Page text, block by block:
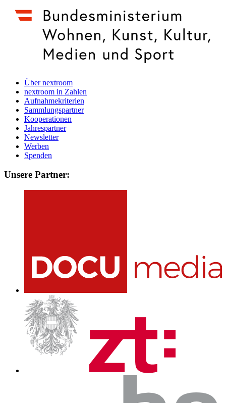
Über nextroom
nextroom in Zahlen
Aufnahmekriterien
Sammlungspartner
Kooperationen
Jahrespartner
Newsletter
Werben
Spenden
Unsere Partner: